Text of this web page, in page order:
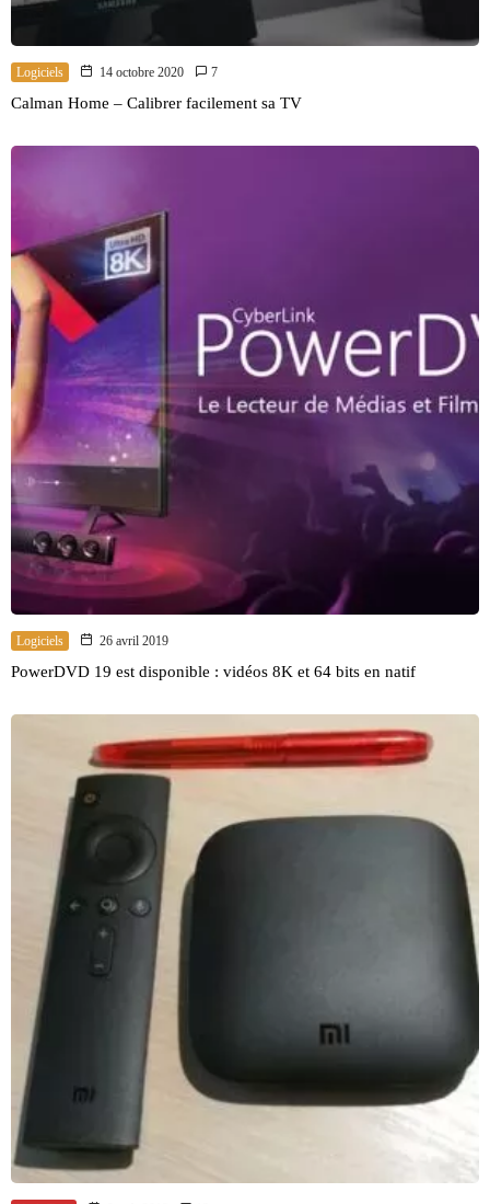
Logiciels 14 octobre 2020 7
Calman Home – Calibrer facilement sa TV
Logiciels 26 avril 2019
PowerDVD 19 est disponible : vidéos 8K et 64 bits en natif